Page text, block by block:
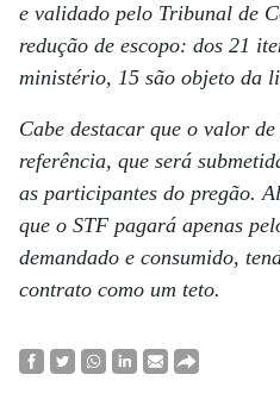
e validado pelo Tribunal de
redução de escopo: dos 21
ministério, 15 são objeto da
Cabe destacar que o valor
referência, que será
as participantes do pregão.
que o STF pagará apenas
demandado e consumido,
contrato como um teto.